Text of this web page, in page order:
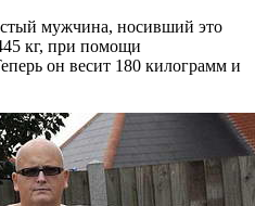
мужчина, носивший это
кг, при помощи
он весит 180 килограмм и